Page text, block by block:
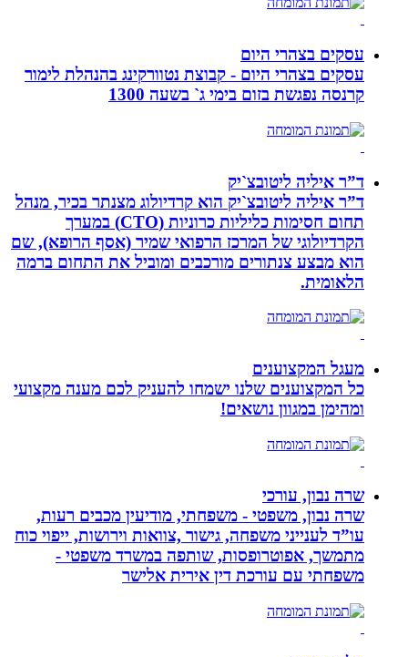
עסקים בצהרי היום
עסקים בצהרי היום - קבוצת נטוורקינג בהנהלת לימור
קרנסה נפגשת בזום בימי ג` בשעה 1300
ד”ר איליה ליטובצ`יק
ד”ר איליה ליטובצ`יק הוא קרדיולוג מצנתר בכיר, מנהל
תחום חסימות כליליות כרוניות (CTO) במערך
הקרדיולוגי של המרכז הרפואי שמיר (אסף הרופא), שם
הוא מבצע צנתורים מורכבים ומוביל את התחום ברמה
הלאומית.
מעגל המקצוענים
כל המקצוענים שלנו ישמחו להעניק לכם מענה מקצועי
ומהימן במגוון נושאים!
שרה נבון, עורכי
שרה נבון, משפטי - משפחתי, מודיעין מכבים רעות,
עו”ד לענייני משפחה, גישור ,צוואות וירושות, ייפוי כוח
מתמשך, אפוטרופסות, שותפה במשרד משפטי -
משפחתי עם עורכת דין אירית אלישר